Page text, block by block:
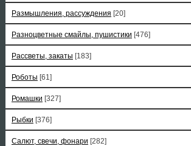
Размышления, рассуждения [20]
Разноцветные смайлы, пушистики [476]
Рассветы, закаты [183]
Роботы [61]
Ромашки [327]
Рыбки [376]
Салют, свечи, фонари [282]